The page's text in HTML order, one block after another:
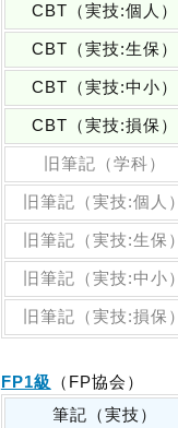
CBT（実技:個人）
CBT（実技:生保）
CBT（実技:中小）
CBT（実技:損保）
旧筆記（学科）
旧筆記（実技:個人）
旧筆記（実技:生保）
旧筆記（実技:中小）
旧筆記（実技:損保）
FP1級
（FP協会）
筆記（実技）